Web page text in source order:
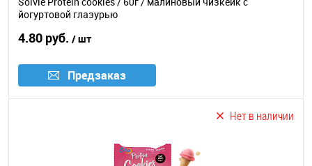
йогуртовой глазурью
4.80 руб. / шт
Предзаказ
Нет в наличии